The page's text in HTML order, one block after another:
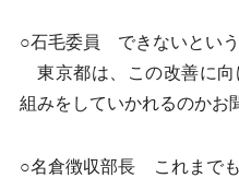
○石毛委員 できないという
東京都は、この改善に向
組みをしていかれるのかお
○名倉徴収部長 これまで